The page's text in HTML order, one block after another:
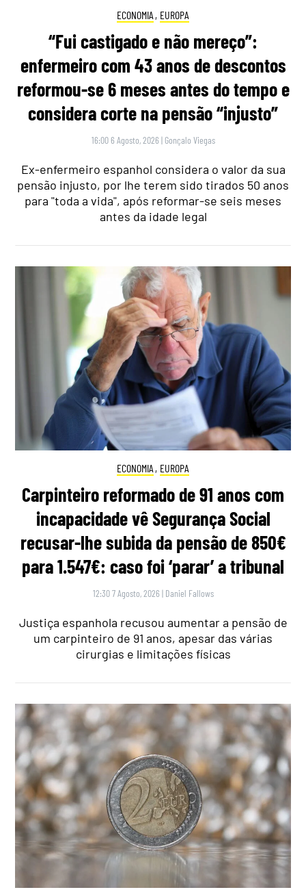
ECONOMIA , EUROPA
“Fui castigado e não mereço”:
enfermeiro com 43 anos de descontos
reformou-se 6 meses antes do tempo e
considera corte na pensão “injusto”
16:00 6 Agosto, 2026 | Gonçalo Viegas
Ex-enfermeiro espanhol considera o valor da sua
pensão injusto, por lhe terem sido tirados 50 anos
para "toda a vida", após reformar-se seis meses
antes da idade legal
ECONOMIA , EUROPA
Carpinteiro reformado de 91 anos com
incapacidade vê Segurança Social
recusar-lhe subida da pensão de 850€
para 1.547€: caso foi ‘parar’ a tribunal
12:30 7 Agosto, 2026 | Daniel Fallows
Justiça espanhola recusou aumentar a pensão de
um carpinteiro de 91 anos, apesar das várias
cirurgias e limitações físicas